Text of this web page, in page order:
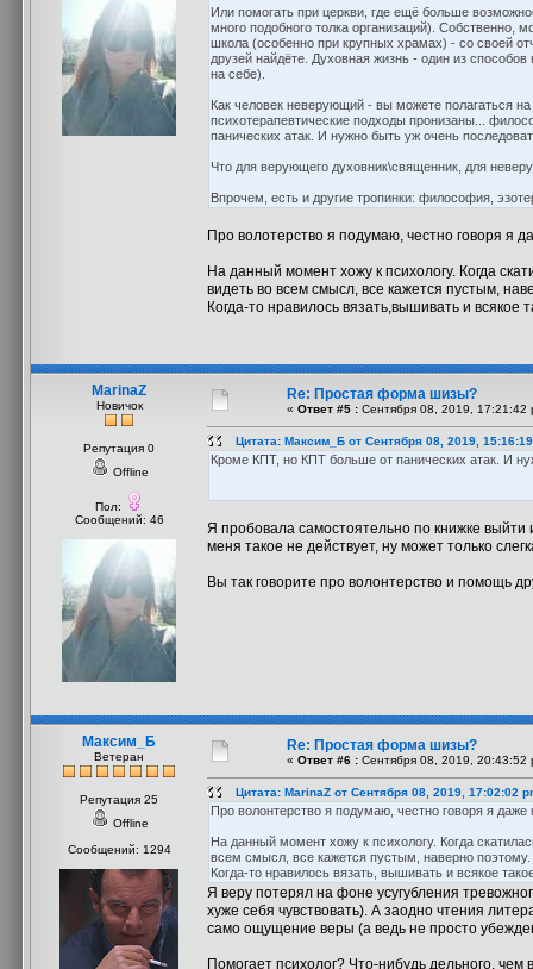
Или помогать при церкви, где ещё больше
много подобного толка организаций). Собственно,
школа (особенно при крупных храмах) - со своей
друзей найдёте. Духовная жизнь - один из
на себе).
Как человек неверующий - вы можете полагаться
психотерапевтические подходы пронизаны...
панических атак. И нужно быть уж очень
Что для верующего духовник\священник, для
Впрочем, есть и другие тропинки: философия,
Про волотерство я подумаю, честно говоря я
На данный момент хожу к психологу. Когда
видеть во всем смысл, все кажется пустым,
Когда-то нравилось вязать,вышивать и
MarinaZ
Новичок
Репутация 0
Offline
Пол:
Сообщений: 46
Re: Простая форма шизы?
« Ответ #5 : Сентября 08, 2019, 17:21:42
Цитата: Максим_Б от Сентября 08, 2019,
Кроме КПТ, но КПТ больше от панических атак. И
Я пробовала самостоятельно по книжке
меня такое не действует, ну может только
Вы так говорите про волонтерство и помощь
Максим_Б
Ветеран
Репутация 25
Offline
Сообщений: 1294
Re: Простая форма шизы?
« Ответ #6 : Сентября 08, 2019, 20:43:52
Цитата: MarinaZ от Сентября 08, 2019, 17:02:02
Про волонтерство я подумаю, честно говоря я даже
На данный момент хожу к психологу. Когда
всем смысл, все кажется пустым, наверно поэтому.
Когда-то нравилось вязать, вышивать и всякое
Я веру потерял на фоне усугубления
хуже себя чувствовать). А заодно чтения
само ощущение веры (а ведь не просто
Помогает психолог? Что-нибудь дельного,